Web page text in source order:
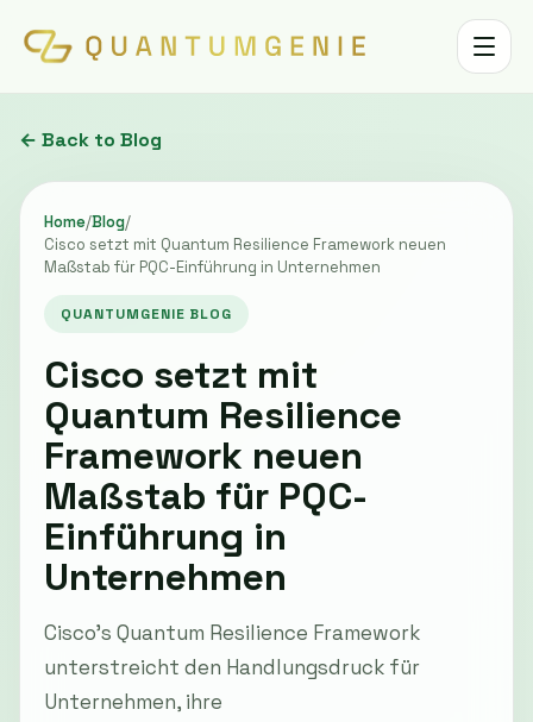
Toggle
← Back to Blog
Home/Blog/
Cisco setzt mit Quantum Resilience Framework neuen
Maßstab für PQC-Einführung in Unternehmen
QUANTUMGENIE BLOG
Cisco setzt mit
Quantum Resilience
Framework neuen
Maßstab für PQC-
Einführung in
Unternehmen
Cisco's Quantum Resilience Framework
unterstreicht den Handlungsdruck für
Unternehmen, ihre